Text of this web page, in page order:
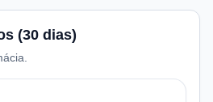
(30 dias)